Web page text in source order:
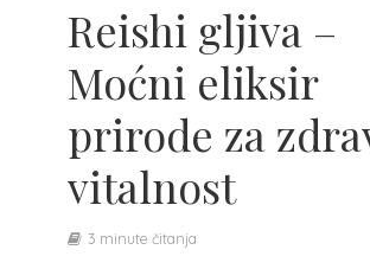
Reishi gljiva –
Moćni eliksir
prirode za
vitalnost
3 minute čitanja